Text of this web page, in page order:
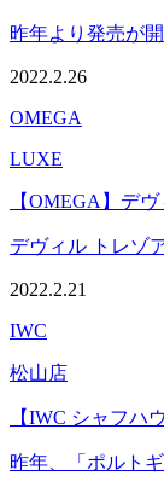
昨年より発売が
2022.2.26
OMEGA
LUXE
【OMEGA】デ
デヴィル トレゾ
2022.2.21
IWC
松山店
【IWC シャフハ
昨年、「ポルト